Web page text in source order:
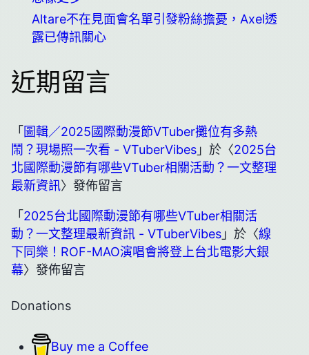
Altare不在見面會名單引發粉絲擔憂，Axel透
露已傳訊關心
近期留言
「 圖輯／2025國際動漫節VTuber攤位有多熱
鬧？現場照一次看 - VTuberVibes 」於〈2025台
北國際動漫節有哪些VTuber相關活動？一文整理
最新資訊〉發佈留言
「 2025台北國際動漫節有哪些VTuber相關活
動？一文整理最新資訊 - VTuberVibes 」於〈線
下同樂！ROF-MAO演唱會將登上台北電影大銀
幕〉發佈留言
Donations
Buy me a Coffee